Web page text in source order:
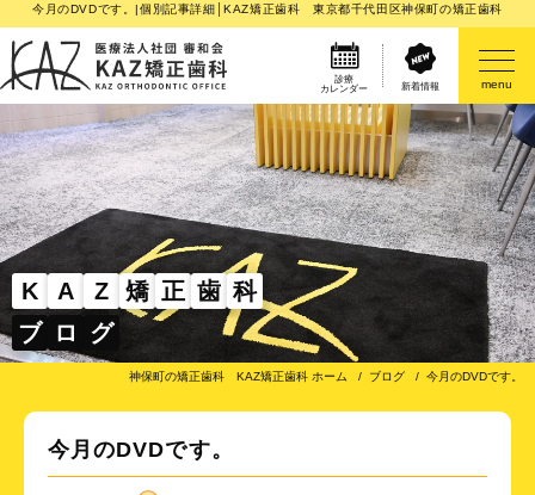
今月のDVDです。|個別記事詳細│KAZ矯正歯科 東京都千代田区神保町の矯正歯科
診療
カレンダー
新着情報 menu
K A Z 矯 正 歯 科
ブ ロ グ
神保町の矯正歯科 KAZ矯正歯科 ホーム ブログ 今月のDVDです。
今月のDVDです。
医院案内
矯正歯科治療のご案内
矯正装置のご紹介
その他